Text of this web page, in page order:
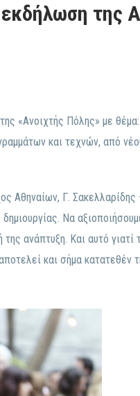
της
«Ανοιχτής Πόλης» με
και τεχνών, από
Αθηναίων, Γ.
Να
ανάπτυξη. Και αυτό
και σήμα κατατεθέν